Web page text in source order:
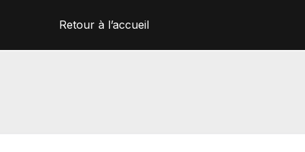
Retour à l’accueil